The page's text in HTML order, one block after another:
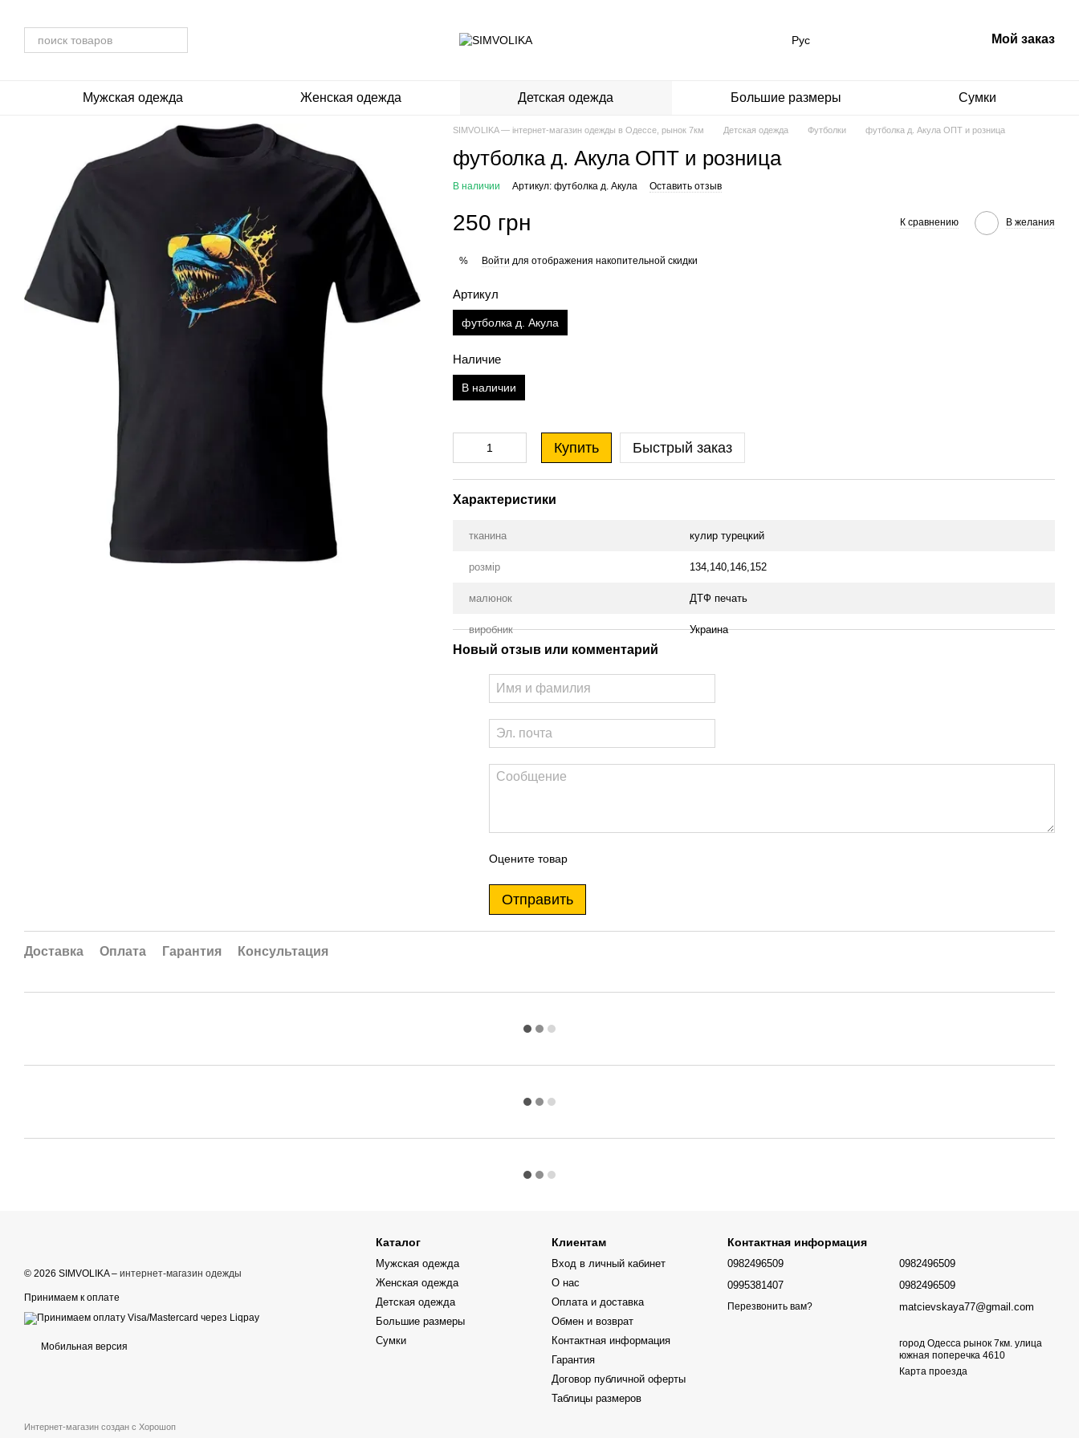
Рус Мой заказ
Мужская одежда Женская одежда Детская одежда Большие размеры Сумки
SIMVOLIKA — інтернет-магазин одежды в Одессе, рынок 7км Детская одежда Футболки футболка д. Акула ОПТ и розница
футболка д. Акула ОПТ и розница
В наличии Артикул: футболка д. Акула Оставить отзыв
250 грн К сравнению В желания
% Войти для отображения накопительной скидки
Артикул
футболка д. Акула
Наличие
В наличии
Купить Быстрый заказ
Характеристики
тканина кулир турецкий
розмір 134,140,146,152
малюнок ДТФ печать
виробник Украина
Новый отзыв или комментарий
Оцените товар
Отправить
Доставка Оплата Гарантия Консультация
© 2026 SIMVOLIKA – интернет-магазин одежды
Принимаем к оплате
Мобильная версия
Интернет-магазин создан с Хорошоп
Каталог
Мужская одежда
Женская одежда
Детская одежда
Большие размеры
Сумки
Клиентам
Вход в личный кабинет
О нас
Оплата и доставка
Обмен и возврат
Контактная информация
Гарантия
Договор публичной оферты
Таблицы размеров
Контактная информация
0982496509
0995381407
Перезвонить вам?
0982496509
0982496509
matcievskaya77@gmail.com
город Одесса рынок 7км. улица
южная поперечка 4610
Карта проезда